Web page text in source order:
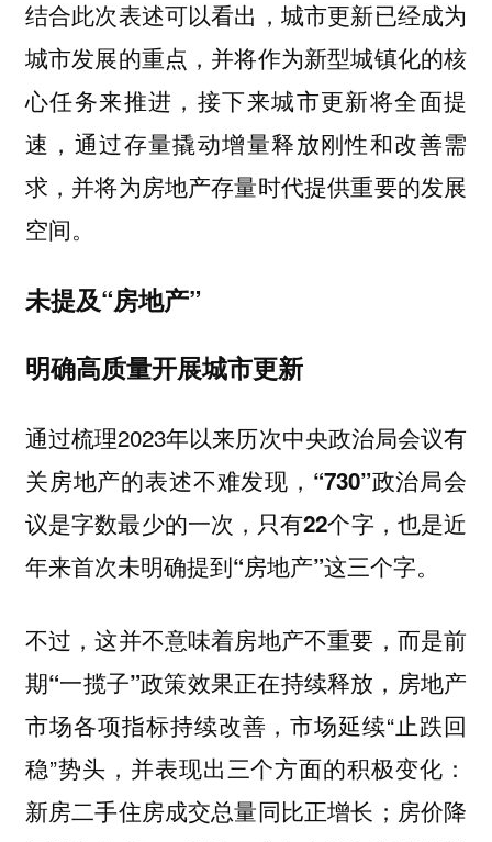
结合此次表述可以看出， 城市更新已经成为
城市发展的重点，并将作为新型城镇化的核
心任务来推进，接下来城市更新将全面提
速 ，通过存量撬动增量释放刚性和改善需
求，并将为房地产存量时代提供重要的发展
空间。
未提及“房地产”
明确高质量开展城市更新
通过梳理2023年以来历次中央政治局会议有
关房地产的表述不难发现， “730”政治局会
议是字数最少的一次，只有22个字，也是近
年来首次未明确提到“房地产”这三个字。
不过，这并不意味着房地产不重要， 而是前
期“一揽子”政策效果正在持续释放，房地产
市场各项指标持续改善，市场延续“止跌回
稳”势头， 并表现出三个方面的积极变化：
新房二手住房成交总量同比正增长；房价降